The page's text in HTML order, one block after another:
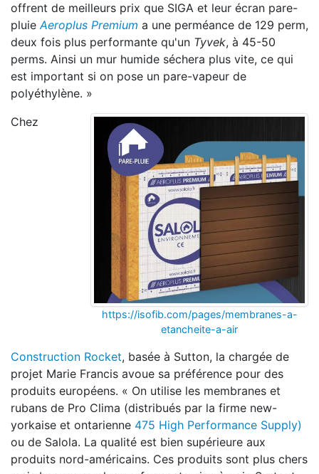
offrent de meilleurs prix que SIGA et leur écran pare-
pluieAeroplus Premium a une perméance de 129 perm,
deux fois plus performante qu'un Tyvek, à 45-50
perms. Ainsi un mur humide séchera plus vite, ce qui
est important si on pose un pare-vapeur de
polyéthylène. »
https://isofib.com/pages/membranes-a-
etancheite-a-air
Chez
Construction Rocket, basée à Sutton, la chargée de
projet Marie Francis avoue sa préférence pour des
produits européens. « On utilise les membranes et
rubans de Pro Clima (distribués par la firme new-
yorkaise et ontarienne 475 High Performance Supply)
ou de Salola. La qualité est bien supérieure aux
produits nord-américains. Ces produits sont plus chers